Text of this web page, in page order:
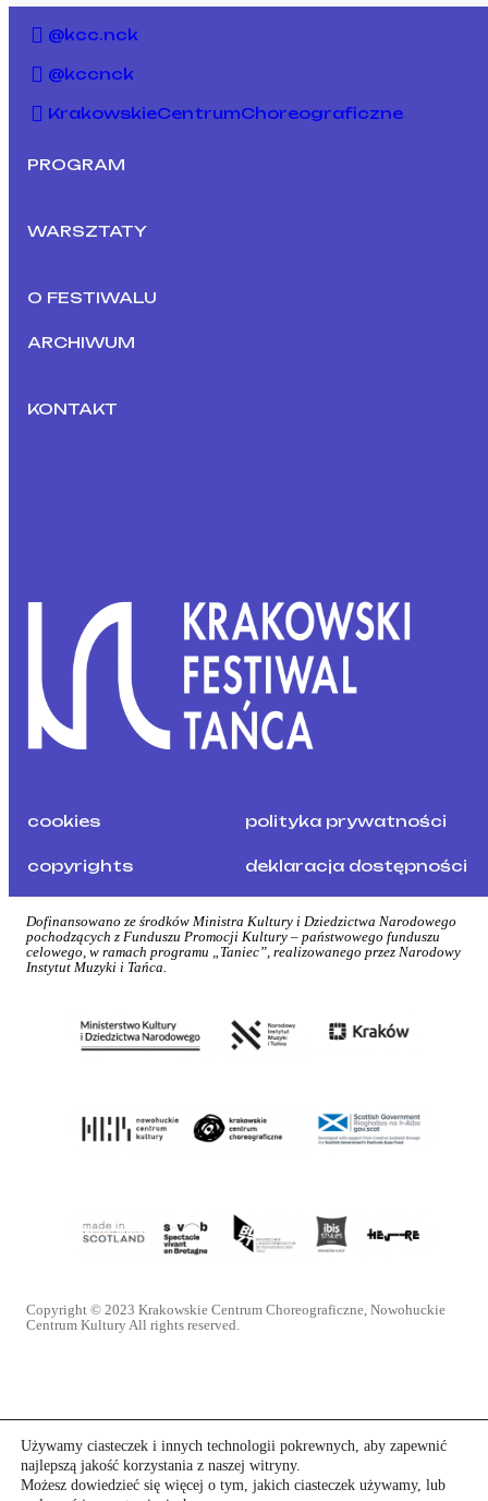
PROGRAM
WARSZTATY
O FESTIWALU
ARCHIWUM
KONTAKT
@kcc.nck
@kccnck
KrakowskieCentrumChoreograficzne
cookies polityka prywatności
copyrights deklaracja dostępności
Dofinansowano ze środków Ministra Kultury i Dziedzictwa Narodowego
pochodzących z Funduszu Promocji Kultury – państwowego funduszu
celowego, w ramach programu „Taniec”, realizowanego przez Narodowy
Instytut Muzyki i Tańca.
Copyright © 2023 Krakowskie Centrum Choreograficzne, Nowohuckie
Centrum Kultury All rights reserved.
Używamy ciasteczek i innych technologii pokrewnych, aby zapewnić
najlepszą jakość korzystania z naszej witryny.
Możesz dowiedzieć się więcej o tym, jakich ciasteczek używamy, lub